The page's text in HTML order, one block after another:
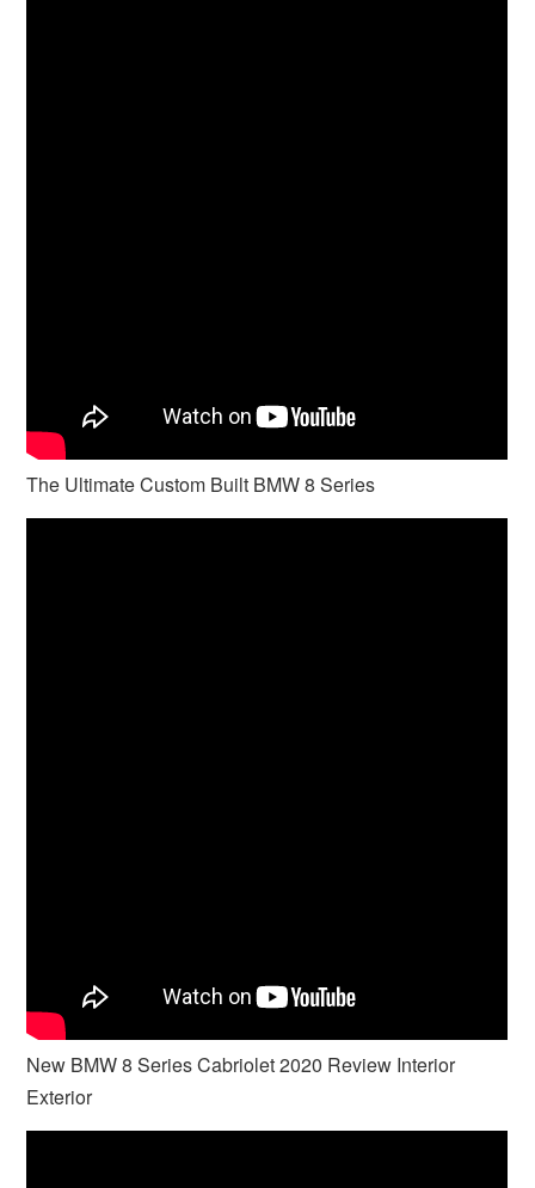
The Ultimate Custom Built BMW 8 Series
New BMW 8 Series Cabriolet 2020 Review Interior
Exterior